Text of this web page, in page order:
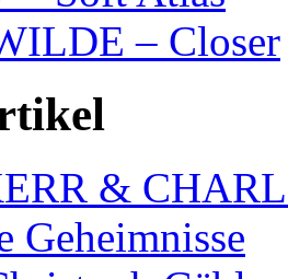
– Closer
&
Geheimnisse